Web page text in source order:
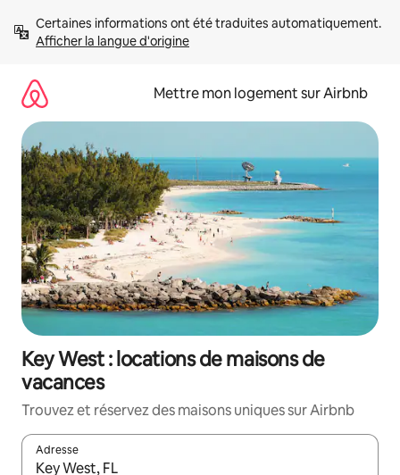
directement
Afficher la langue d'origine
Mettre mon logement sur Airbnb
Key West : locations de maisons de
vacances
Trouvez et réservez des maisons uniques sur Airbnb
Adresse
Lorsque les résultats s'affichent, utilisez les flèches vers le